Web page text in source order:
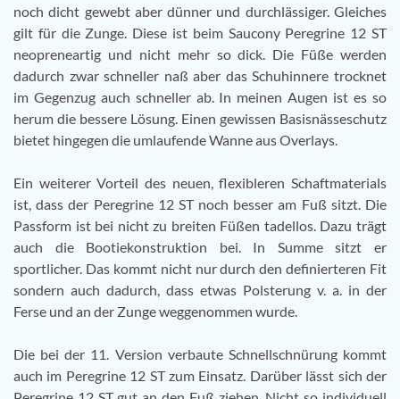
noch dicht gewebt aber dünner und durchlässiger. Gleiches
gilt für die Zunge. Diese ist beim Saucony Peregrine 12 ST
neopreneartig und nicht mehr so dick. Die Füße werden
dadurch zwar schneller naß aber das Schuhinnere trocknet
im Gegenzug auch schneller ab. In meinen Augen ist es so
herum die bessere Lösung. Einen gewissen Basisnässeschutz
bietet hingegen die umlaufende Wanne aus Overlays.
Ein weiterer Vorteil des neuen, flexibleren Schaftmaterials
ist, dass der Peregrine 12 ST noch besser am Fuß sitzt. Die
Passform ist bei nicht zu breiten Füßen tadellos. Dazu trägt
auch die Bootiekonstruktion bei. In Summe sitzt er
sportlicher. Das kommt nicht nur durch den definierteren Fit
sondern auch dadurch, dass etwas Polsterung v. a. in der
Ferse und an der Zunge weggenommen wurde.
Die bei der 11. Version verbaute Schnellschnürung kommt
auch im Peregrine 12 ST zum Einsatz. Darüber lässt sich der